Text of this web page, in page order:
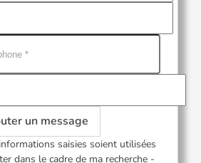
un message
saisies soient utilisées
dans le cadre de ma recherche -